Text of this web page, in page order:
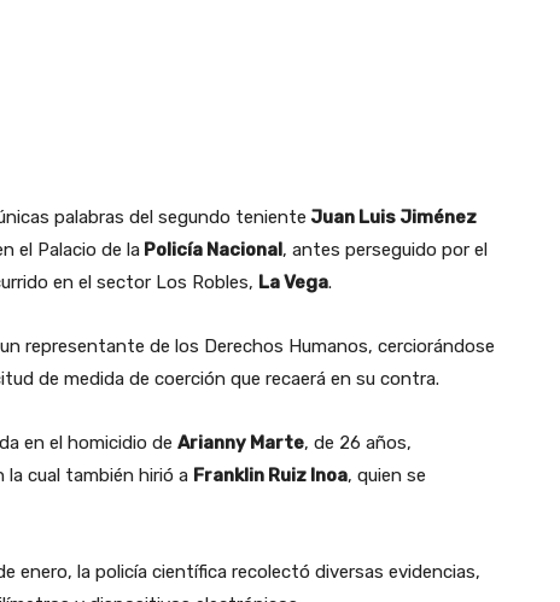
palabras del segundo teniente Juan Luis Jiménez
el Palacio de la Policía Nacional, antes perseguido por el
en el sector Los Robles, La Vega.
representante de los Derechos Humanos, cerciorándose
de medida de coerción que recaerá en su contra.
en el homicidio de Arianny Marte, de 26 años,
la cual también hirió a Franklin Ruiz Inoa, quien se
enero, la policía científica recolectó diversas evidencias,